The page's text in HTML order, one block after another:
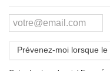
Prévenez-moi lorsque